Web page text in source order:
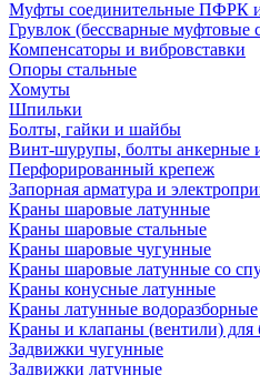
Муфты соединительные ПФРК
Грувлок (бессварные муфтовые
Компенсаторы и вибровставки
Опоры стальные
Хомуты
Шпильки
Болты, гайки и шайбы
Винт-шурупы, болты анкерные
Перфорированный крепеж
Запорная арматура и
Краны шаровые латунные
Краны шаровые стальные
Краны шаровые чугунные
Краны шаровые латунные со
Краны конусные латунные
Краны латунные водоразборные
Краны и клапаны (вентили) для
Задвижки чугунные
Задвижки латунные